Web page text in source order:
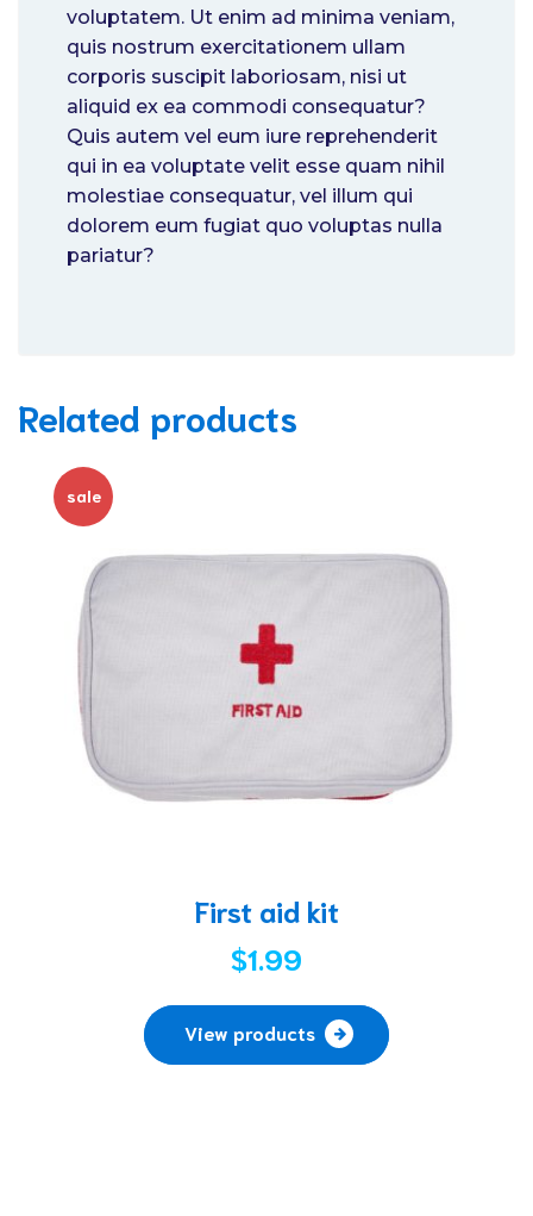
voluptatem. Ut enim ad minima veniam,
quis nostrum exercitationem ullam
corporis suscipit laboriosam, nisi ut
aliquid ex ea commodi consequatur?
Quis autem vel eum iure reprehenderit
qui in ea voluptate velit esse quam nihil
molestiae consequatur, vel illum qui
dolorem eum fugiat quo voluptas nulla
pariatur?
Related products
sale
First aid kit
$1.99
View products